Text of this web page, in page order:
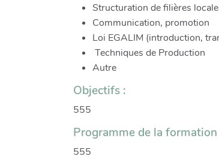
Structuration de filières
Communication, promotion
Loi EGALIM (introduction,
Techniques de Production
Autre
Objectifs :
555
Programme de la
555